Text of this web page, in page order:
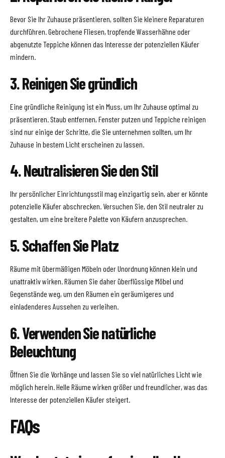
Bevor Sie Ihr Zuhause präsentieren, sollten Sie kleinere Reparaturen
durchführen. Gebrochene Fliesen, tropfende Wasserhähne oder
abgenutzte Teppiche können das Interesse der potenziellen Käufer
mindern.
3. Reinigen Sie gründlich
Eine gründliche Reinigung ist ein Muss, um Ihr Zuhause optimal zu
präsentieren. Staub entfernen, Fenster putzen und Teppiche reinigen
sind nur einige der Schritte, die Sie unternehmen sollten, um Ihr
Zuhause in bestem Licht erscheinen zu lassen.
4. Neutralisieren Sie den Stil
Ihr persönlicher Einrichtungsstil mag einzigartig sein, aber er könnte
potenzielle Käufer abschrecken. Versuchen Sie, den Stil neutraler zu
gestalten, um eine breitere Palette von Käufern anzusprechen.
5. Schaffen Sie Platz
Räume mit übermäßigen Möbeln oder Unordnung können klein und
unattraktiv wirken. Räumen Sie daher überflüssige Möbel und
Gegenstände weg, um den Räumen ein geräumigeres und
einladenderes Aussehen zu verleihen.
6. Verwenden Sie natürliche
Beleuchtung
Öffnen Sie die Vorhänge und lassen Sie so viel natürliches Licht wie
möglich herein. Helle Räume wirken größer und freundlicher, was das
Interesse der potenziellen Käufer steigert.
FAQs